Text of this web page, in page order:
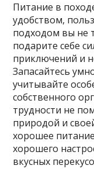
Питание в
удобством,
подходом вы не
подарите себе
приключений и
Запасайтесь
учитывайте
собственного
трудности не
природой и
хорошее
хорошего
вкусных